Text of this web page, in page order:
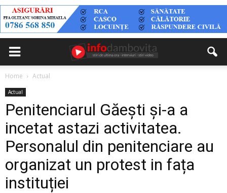
Home Actual
Actual
Penitenciarul Găești și-a a
incetat astazi activitatea.
Personalul din penitenciare au
organizat un protest in fața
instituției